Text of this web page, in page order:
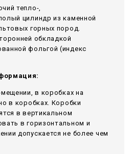
тепло-,
цилиндр из каменной
горных пород.
обкладкой
фольгой (индекс
в коробках на
в коробках. Коробки
в вертикальном
в горизонтальном и
допускается не более чем